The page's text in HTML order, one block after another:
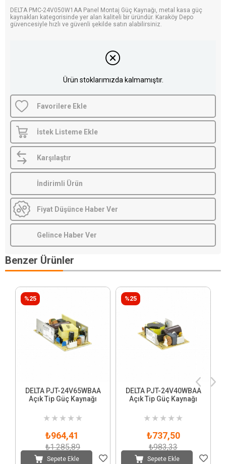
DELTA PMC-24V050W1AA Panel Montaj Güç Kaynağı, metal kasa güç
kaynakları kategorisinde yer alan kaliteli bir üründür. Karaköy Depo
güvencesiyle hızlı ve güvenli şekilde satın alabilirsiniz.
Ürün stoklarımızda kalmamıştır.
Favorilere Ekle
İstek Listeme Ekle
Karşılaştır
İndirimli Ürün
Fiyat Düşünce Haber Ver
Gelince Haber Ver
Benzer Ürünler
DELTA PJT-24V65WBAA
Açık Tip Güç Kaynağı
★ ★ ★ ★ ★
₺964,41
₺1.285,89
Sepete Ekle
%25
DELTA PJT-24V40WBAA
Açık Tip Güç Kaynağı
★ ★ ★ ★ ★
₺737,50
₺983,33
Sepete Ekle
%25